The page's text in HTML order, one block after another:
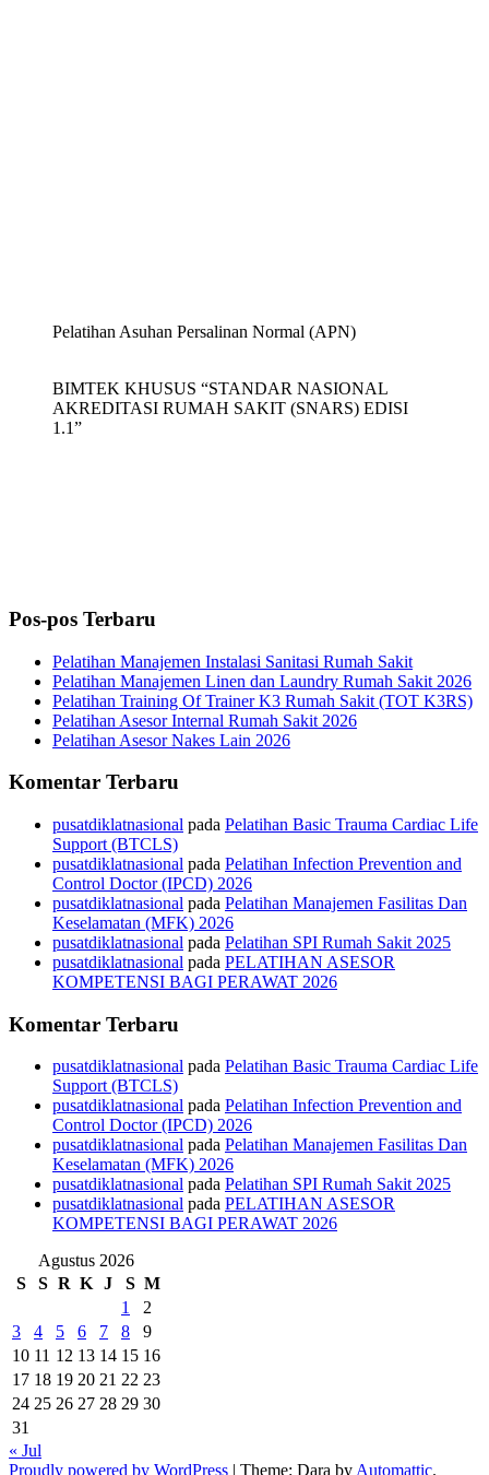
Pelatihan Asuhan Persalinan Normal (APN)
BIMTEK KHUSUS “STANDAR NASIONAL
AKREDITASI RUMAH SAKIT (SNARS) EDISI
1.1”
Pos-pos Terbaru
Pelatihan Manajemen Instalasi Sanitasi Rumah Sakit
Pelatihan Manajemen Linen dan Laundry Rumah Sakit 2026
Pelatihan Training Of Trainer K3 Rumah Sakit (TOT K3RS)
Pelatihan Asesor Internal Rumah Sakit 2026
Pelatihan Asesor Nakes Lain 2026
Komentar Terbaru
pusatdiklatnasional pada Pelatihan Basic Trauma Cardiac Life
Support (BTCLS)
pusatdiklatnasional pada Pelatihan Infection Prevention and
Control Doctor (IPCD) 2026
pusatdiklatnasional pada Pelatihan Manajemen Fasilitas Dan
Keselamatan (MFK) 2026
pusatdiklatnasional pada Pelatihan SPI Rumah Sakit 2025
pusatdiklatnasional pada PELATIHAN ASESOR
KOMPETENSI BAGI PERAWAT 2026
Komentar Terbaru
pusatdiklatnasional pada Pelatihan Basic Trauma Cardiac Life
Support (BTCLS)
pusatdiklatnasional pada Pelatihan Infection Prevention and
Control Doctor (IPCD) 2026
pusatdiklatnasional pada Pelatihan Manajemen Fasilitas Dan
Keselamatan (MFK) 2026
pusatdiklatnasional pada Pelatihan SPI Rumah Sakit 2025
pusatdiklatnasional pada PELATIHAN ASESOR
KOMPETENSI BAGI PERAWAT 2026
Agustus 2026
S
S R K J S M
1
2
3
4 5 6 7 8
9
10 11 12 13 14 15 16
17 18 19 20 21 22 23
24 25 26 27 28 29 30
31
« Jul
Proudly powered by WordPress
Theme: Dara by Automattic.